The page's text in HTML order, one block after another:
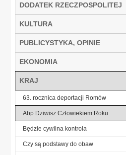
DODATEK RZECZPOSPOLITEJ
KULTURA
PUBLICYSTYKA, OPINIE
EKONOMIA
KRAJ
63. rocznica deportacji Romów
Abp Dziwisz Człowiekiem Roku
Będzie cywilna kontrola
Czy są podstawy do obaw